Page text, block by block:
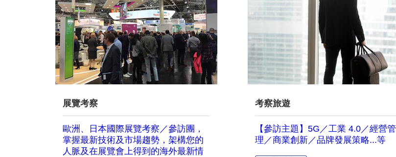
展覽考察
歐洲、日本國際展覽考察／參訪團，
掌握最新技術及市場趨勢，架構您的
人脈及在展覽會上得到的海外最新情
考察旅遊
【參訪主題】5G／工業 4.0／經營管
理／商業創新／品牌發展策略...等